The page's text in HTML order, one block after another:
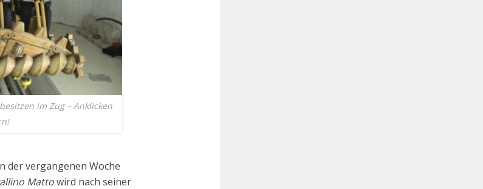
im Zug – Anklicken
der vergangenen Woche
Mattowird nach seiner